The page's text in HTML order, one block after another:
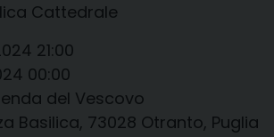
Cattedrale
21:00
00:00
del Vescovo
Basilica, 73028 Otranto, Puglia